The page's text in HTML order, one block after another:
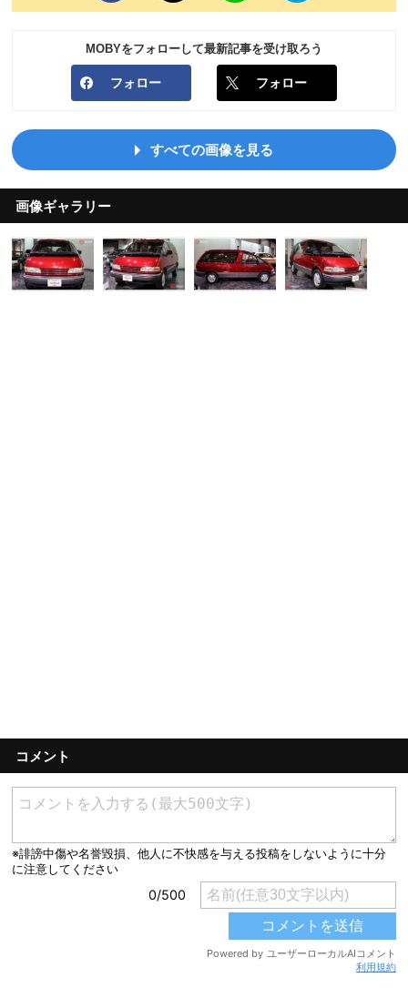
MOBYをフォローして最新記事を受け取ろう
フォロー フォロー
すべての画像を見る
画像ギャラリー
コメント
利用規約